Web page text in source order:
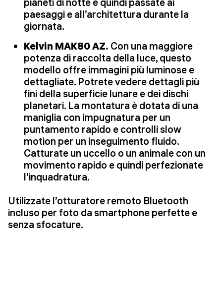
paesaggi e all’architettura durante la
giornata.
Kelvin MAK80 AZ. Con una maggiore
potenza di raccolta della luce, questo
modello offre immagini più luminose e
dettagliate. Potrete vedere dettagli più
fini della superficie lunare e dei dischi
planetari. La montatura è dotata di una
maniglia con impugnatura per un
puntamento rapido e controlli slow
motion per un inseguimento fluido.
Catturate un uccello o un animale con un
movimento rapido e quindi perfezionate
l’inquadratura.
Utilizzate l’otturatore remoto Bluetooth
incluso per foto da smartphone perfette e
senza sfocature.